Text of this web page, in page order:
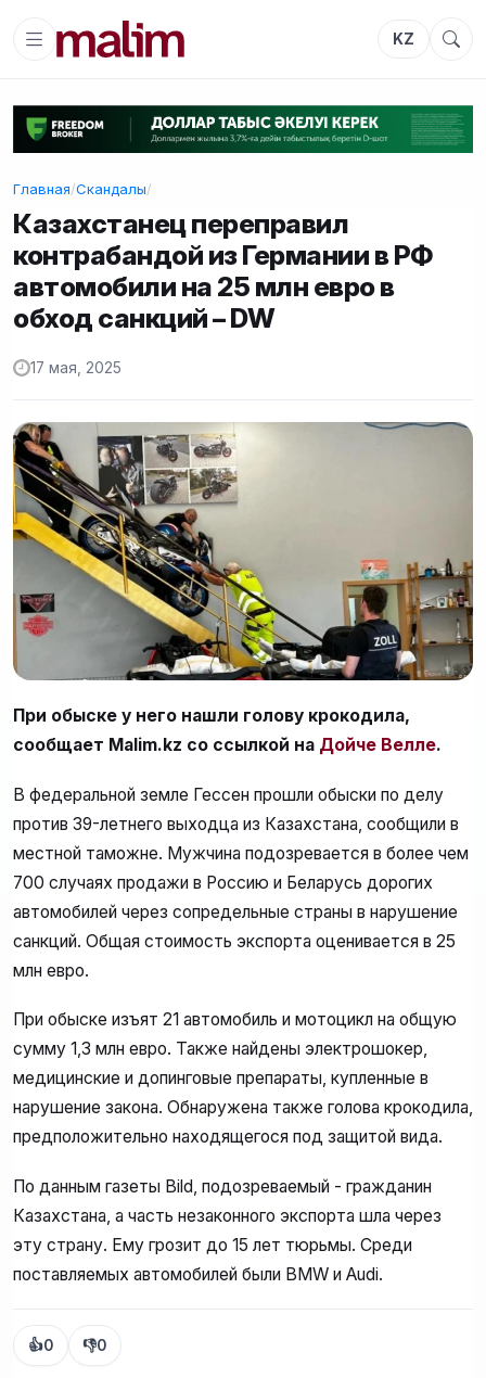
KZ
Главная/Скандалы/
Казахстанец переправил
контрабандой из Германии в РФ
автомобили на 25 млн евро в
обход санкций – DW
17 мая, 2025
При обыске у него нашли голову крокодила,
сообщает Malim.kz со ссылкой на Дойче Велле.
В федеральной земле Гессен прошли обыски по делу
против 39-летнего выходца из Казахстана, сообщили в
местной таможне. Мужчина подозревается в более чем
700 случаях продажи в Россию и Беларусь дорогих
автомобилей через сопредельные страны в нарушение
санкций. Общая стоимость экспорта оценивается в 25
млн евро.
При обыске изъят 21 автомобиль и мотоцикл на общую
сумму 1,3 млн евро. Также найдены электрошокер,
медицинские и допинговые препараты, купленные в
нарушение закона. Обнаружена также голова крокодила,
предположительно находящегося под защитой вида.
По данным газеты Bild, подозреваемый - гражданин
Казахстана, а часть незаконного экспорта шла через
эту страну. Ему грозит до 15 лет тюрьмы. Среди
поставляемых автомобилей были BMW и Аudi.
👍0 👎0